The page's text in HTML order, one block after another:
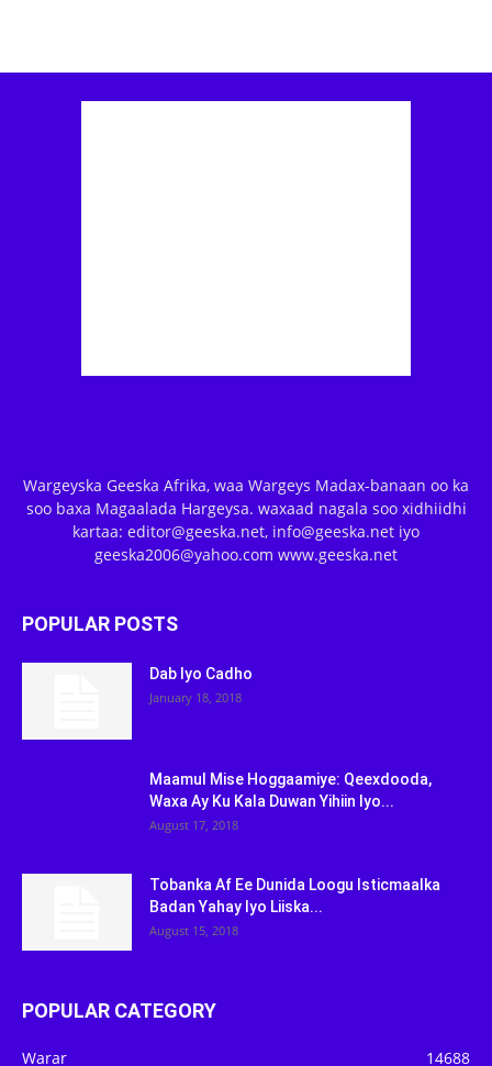
Wargeyska Geeska Afrika, waa Wargeys Madax-banaan oo ka
soo baxa Magaalada Hargeysa. waxaad nagala soo xidhiidhi
kartaa: editor@geeska.net, info@geeska.net iyo
geeska2006@yahoo.com www.geeska.net
POPULAR POSTS
Dab Iyo Cadho
January 18, 2018
Maamul Mise Hoggaamiye: Qeexdooda,
Waxa Ay Ku Kala Duwan Yihiin Iyo...
August 17, 2018
Tobanka Af Ee Dunida Loogu Isticmaalka
Badan Yahay Iyo Liiska...
August 15, 2018
POPULAR CATEGORY
Warar 14688